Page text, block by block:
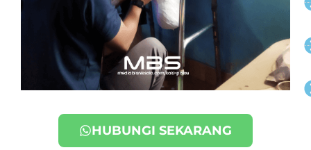
HUBUNGI SEKARANG